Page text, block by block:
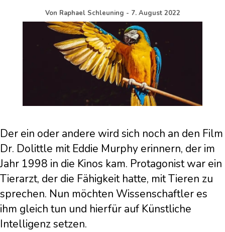
Von Raphael Schleuning - 7. August 2022
Der ein oder andere wird sich noch an den Film
Dr. Dolittle mit Eddie Murphy erinnern, der im
Jahr 1998 in die Kinos kam. Protagonist war ein
Tierarzt, der die Fähigkeit hatte, mit Tieren zu
sprechen. Nun möchten Wissenschaftler es
ihm gleich tun und hierfür auf Künstliche
Intelligenz setzen.